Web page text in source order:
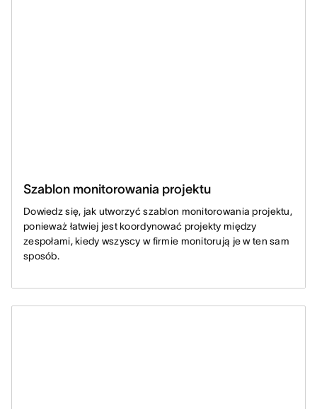
Szablon monitorowania projektu
Dowiedz się, jak utworzyć szablon monitorowania projektu,
ponieważ łatwiej jest koordynować projekty między
zespołami, kiedy wszyscy w firmie monitorują je w ten sam
sposób.